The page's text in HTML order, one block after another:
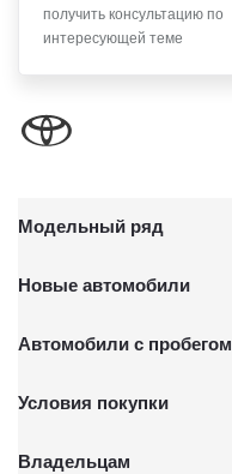
получить консультацию по
интересующей теме
Модельный ряд
Новые автомобили
Автомобили с пробегом
Условия покупки
Владельцам